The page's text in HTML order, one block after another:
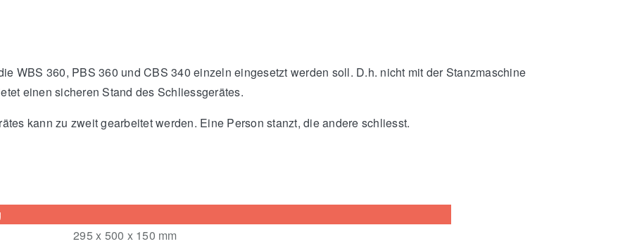
WBS 360, PBS 360 und CBS 340 einzeln eingesetzt werden soll. D.h. nicht mit der Stanzmaschine
einen sicheren Stand des Schliessgerätes.
kann zu zweit gearbeitet werden. Eine Person stanzt, die andere schliesst.
295 x 500 x 150 mm